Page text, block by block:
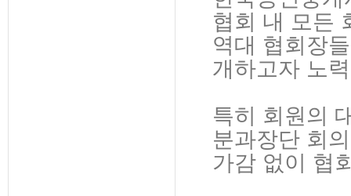
협회 내 모든
역대 협회장
개하고자 노
특히 회원의
분과장단 회
가감 없이 협